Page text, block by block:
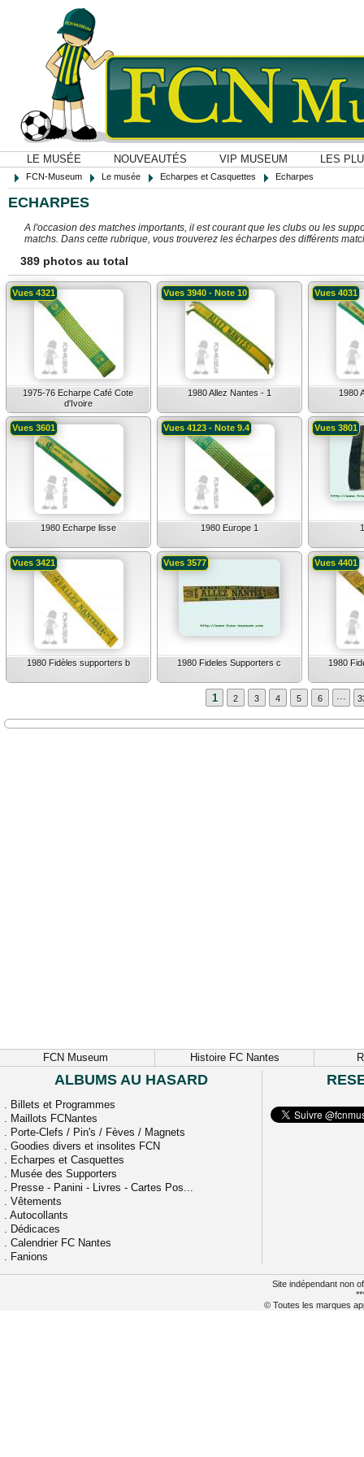
LE MUSÉE NOUVEAUTÉS VIP MUSEUM LES
FCN-Museum Le musée Echarpes et Casquettes Echarpes
ECHARPES
A l'occasion des matches importants, il est courant que les clubs ou les
matchs. Dans cette rubrique, vous trouverez les écharpes des différents
389 photos au total
1975-76 Echarpe Café Cote
d'Ivoire
Vues 4321
1980 Allez Nantes - 1
Vues 3940 - Note 10
1980
Vues 4031
1980 Echarpe lisse
Vues 3601
1980 Europe 1
Vues 4123 - Note 9.4 Vues 3801
1980 Fidèles supporters b
Vues 3421
1980 Fideles Supporters c
Vues 3577
1980
Vues 4401
1 2 3 4 5 6 ...
FCN Museum Histoire FC Nantes
ALBUMS AU HASARD
. Billets et Programmes
. Maillots FCNantes
. Porte-Clefs / Pin's / Fèves / Magnets
. Goodies divers et insolites FCN
. Echarpes et Casquettes
. Musée des Supporters
. Presse - Panini - Livres - Cartes Pos...
. Vêtements
. Autocollants
. Dédicaces
. Calendrier FC Nantes
. Fanions
Site indépendant non
© Toutes les marques